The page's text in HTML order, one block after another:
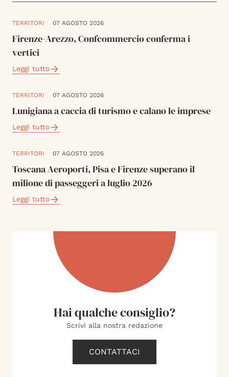
TERRITORI 07 AGOSTO 2026
Firenze-Arezzo, Confcommercio conferma i
vertici
Leggi tutto
TERRITORI 07 AGOSTO 2026
Lunigiana a caccia di turismo e calano le imprese
Leggi tutto
TERRITORI 07 AGOSTO 2026
Toscana Aeroporti, Pisa e Firenze superano il
milione di passeggeri a luglio 2026
Leggi tutto
Hai qualche consiglio?
Scrivi alla nostra redazione
CONTATTACI